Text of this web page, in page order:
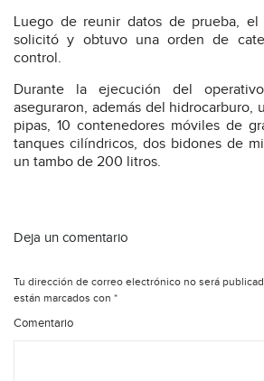
Luego de reunir datos de prueba, el
solicitó y obtuvo una orden de
control.
Durante la ejecución del
aseguraron, además del hidrocarburo,
pipas, 10 contenedores móviles de
tanques cilíndricos, dos bidones de
un tambo de 200 litros.
Deja un comentario
Tu dirección de correo electrónico no será
están marcados con *
Comentario